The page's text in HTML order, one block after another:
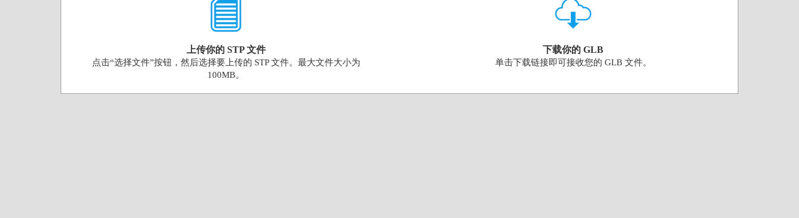
上传你的 STP 文件
点击“选择文件”按钮，然后选择要上传的 STP 文件。最大文件大小为
100MB。
下载你的 GLB
单击下载链接即可接收您的 GLB 文件。